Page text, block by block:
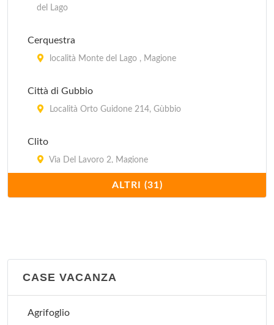
del Lago
Cerquestra
località Monte del Lago , Magione
Città di Gubbio
Località Orto Guidone 214, Gùbbio
Clito
Via Del Lavoro 2, Magione
A San Donato, S.S. 75 bis al km 64.3, km 2 da
Passignano sul Trasmeno, vicino al lago , Passignano
Fontemaggio
ALTRI (31)
CASE VACANZA
Agrifoglio